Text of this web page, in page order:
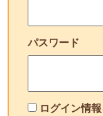
パスワード
ログイン情